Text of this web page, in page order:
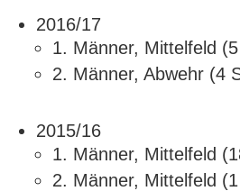
2016/17
1. Männer, Mittelfeld
2. Männer, Abwehr (4
2015/16
1. Männer, Mittelfeld
2. Männer, Mittelfeld